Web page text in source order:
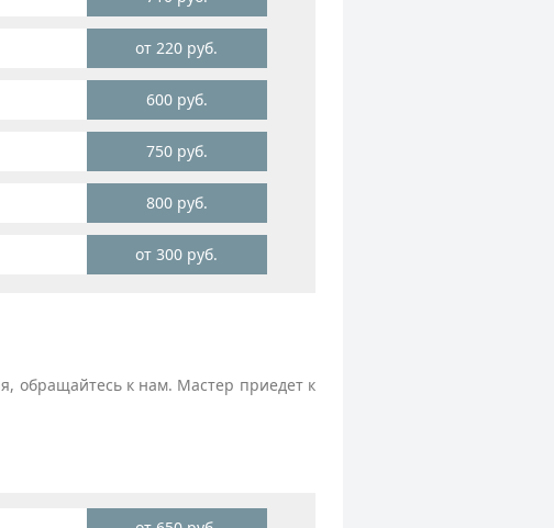
от 220 руб.
600 руб.
750 руб.
800 руб.
от 300 руб.
обращайтесь к нам. Мастер приедет к